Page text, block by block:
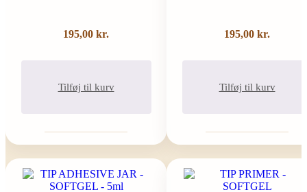
195,00 kr.
Tilføj til kurv
195,00 kr.
Tilføj til kurv